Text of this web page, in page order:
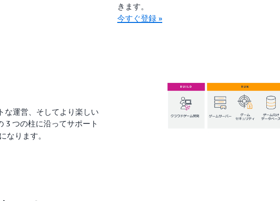
きます。
今すぐ登録 »
運営、そしてより楽しい
3 つの柱に沿ってサポート
なります。